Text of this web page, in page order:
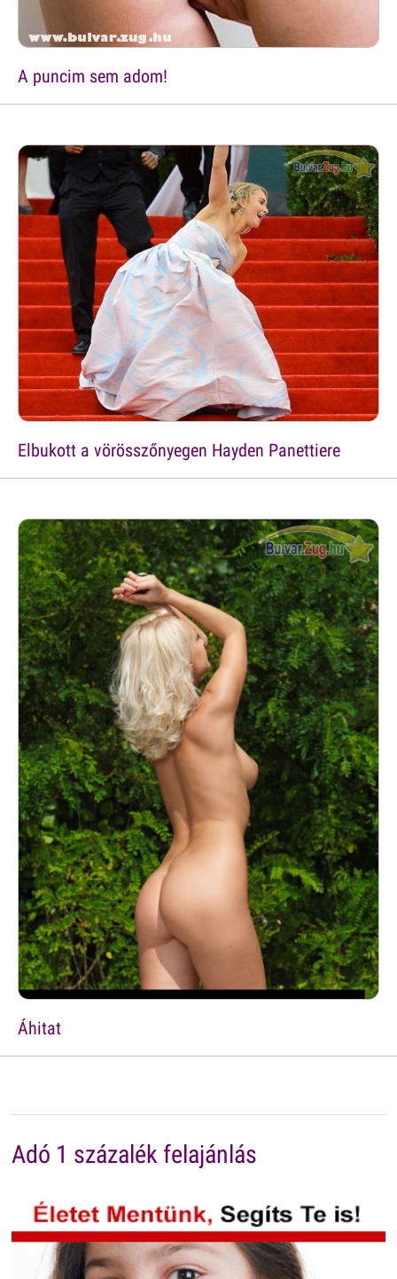
A puncim sem adom!
Elbukott a vörösszőnyegen Hayden Panettiere
Áhitat
Adó 1 százalék felajánlás